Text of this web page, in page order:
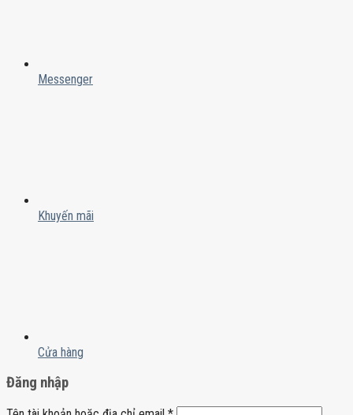
Messenger
Khuyến mãi
Cửa hàng
Đăng nhập